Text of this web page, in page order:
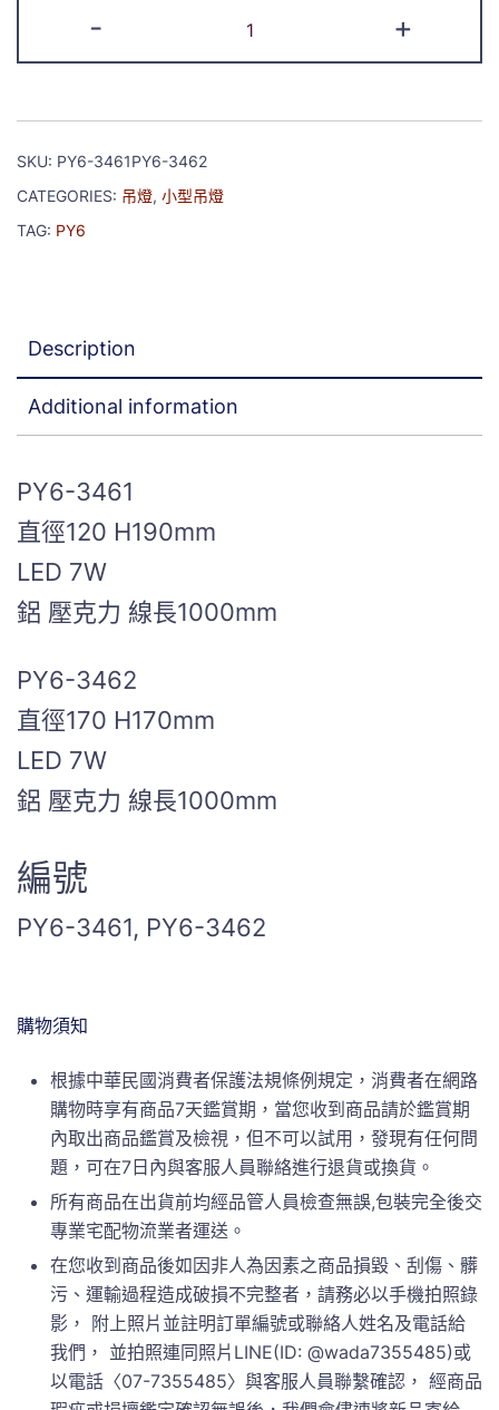
- +
SKU: PY6-3461PY6-3462
CATEGORIES: 吊燈, 小型吊燈
TAG: PY6
Description
Additional information
PY6-3461
直徑120 H190mm
LED 7W
鋁 壓克力 線長1000mm
PY6-3462
直徑170 H170mm
LED 7W
鋁 壓克力 線長1000mm
編號
PY6-3461, PY6-3462
購物須知
根據中華民國消費者保護法規條例規定，消費者在網路
購物時享有商品7天鑑賞期，當您收到商品請於鑑賞期
內取出商品鑑賞及檢視，但不可以試用，發現有任何問
題，可在7日內與客服人員聯絡進行退貨或換貨。
所有商品在出貨前均經品管人員檢查無誤,包裝完全後交
專業宅配物流業者運送。
在您收到商品後如因非人為因素之商品損毀、刮傷、髒
污、運輸過程造成破損不完整者，請務必以手機拍照錄
影， 附上照片並註明訂單編號或聯絡人姓名及電話給
我們， 並拍照連同照片LINE(ID: @wada7355485)或
以電話〈07-7355485〉與客服人員聯繫確認， 經商品